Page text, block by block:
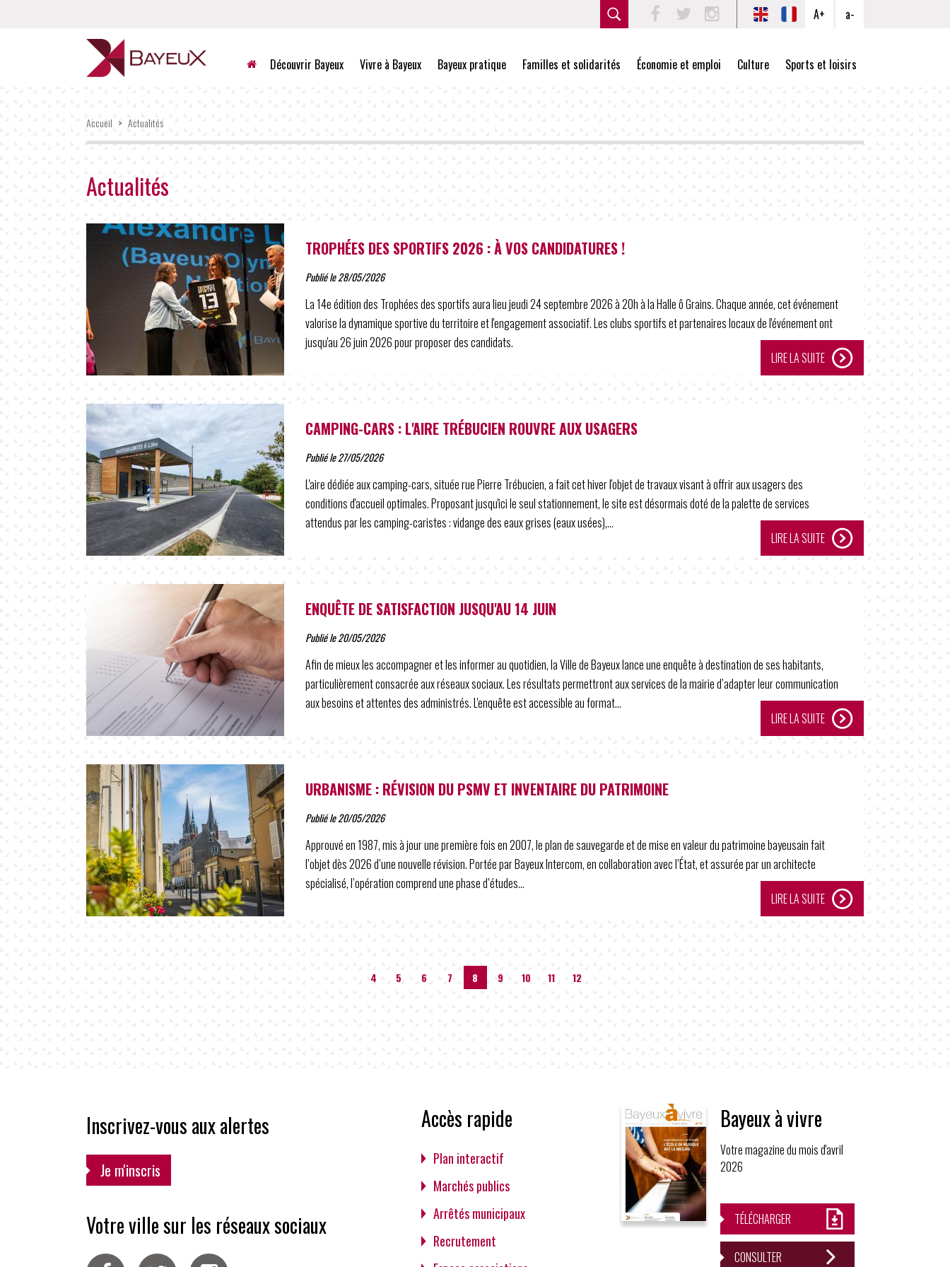
A+ a-
AccueilDécouvrir Bayeux Vivre à Bayeux Bayeux pratique Familles et solidarités Économie et emploi Culture Sports et loisirs
Accueil > Actualités
Actualités
TROPHÉES DES SPORTIFS 2026 : À VOS CANDIDATURES !
Publié le 28/05/2026
La 14e édition des Trophées des sportifs aura lieu jeudi 24 septembre 2026 à 20h à la Halle ô Grains. Chaque année, cet événement
valorise la dynamique sportive du territoire et l'engagement associatif. Les clubs sportifs et partenaires locaux de l'événement ont
jusqu'au 26 juin 2026 pour proposer des candidats.
LIRE LA SUITE
CAMPING-CARS : L'AIRE TRÉBUCIEN ROUVRE AUX USAGERS
Publié le 27/05/2026
L'aire dédiée aux camping-cars, située rue Pierre Trébucien, a fait cet hiver l'objet de travaux visant à offrir aux usagers des
conditions d'accueil optimales. Proposant jusqu'ici le seul stationnement, le site est désormais doté de la palette de services
attendus par les camping-caristes : vidange des eaux grises (eaux usées),...
LIRE LA SUITE
ENQUÊTE DE SATISFACTION JUSQU'AU 14 JUIN
Publié le 20/05/2026
Afin de mieux les accompagner et les informer au quotidien, la Ville de Bayeux lance une enquête à destination de ses habitants,
particulièrement consacrée aux réseaux sociaux. Les résultats permettront aux services de la mairie d’adapter leur communication
aux besoins et attentes des administrés. L'enquête est accessible au format...
LIRE LA SUITE
URBANISME : RÉVISION DU PSMV ET INVENTAIRE DU PATRIMOINE
Publié le 20/05/2026
Approuvé en 1987, mis à jour une première fois en 2007, le plan de sauvegarde et de mise en valeur du patrimoine bayeusain fait
l’objet dès 2026 d’une nouvelle révision. Portée par Bayeux Intercom, en collaboration avec l’État, et assurée par un architecte
spécialisé, l’opération comprend une phase d’études...
LIRE LA SUITE
4 5 6 7 8 9 10 11 12
Inscrivez-vous aux alertes
Je m'inscris
Votre ville sur les réseaux sociaux
Accès rapide
Plan interactif
Marchés publics
Arrêtés municipaux
Recrutement
Bayeux à vivre
Votre magazine du mois d'avril
2026
TÉLÉCHARGER
CONSULTER